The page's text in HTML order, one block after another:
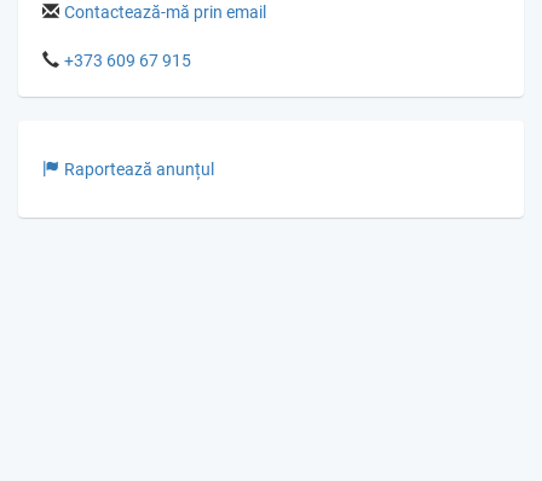
Contactează-mă prin email
+373 609 67 915
Raportează anunțul